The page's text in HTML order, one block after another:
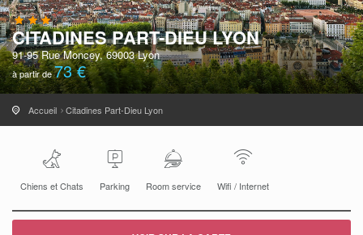
CITADINES PART-DIEU LYON
91-95 Rue Moncey, 69003 Lyon
à partir de73 €
Accueil Citadines Part-Dieu Lyon
Chiens et Chats Parking Room service Wifi / Internet